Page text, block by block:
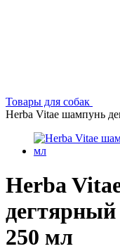
Товары для собак
Herba Vitae шампунь
Herba
250 мл